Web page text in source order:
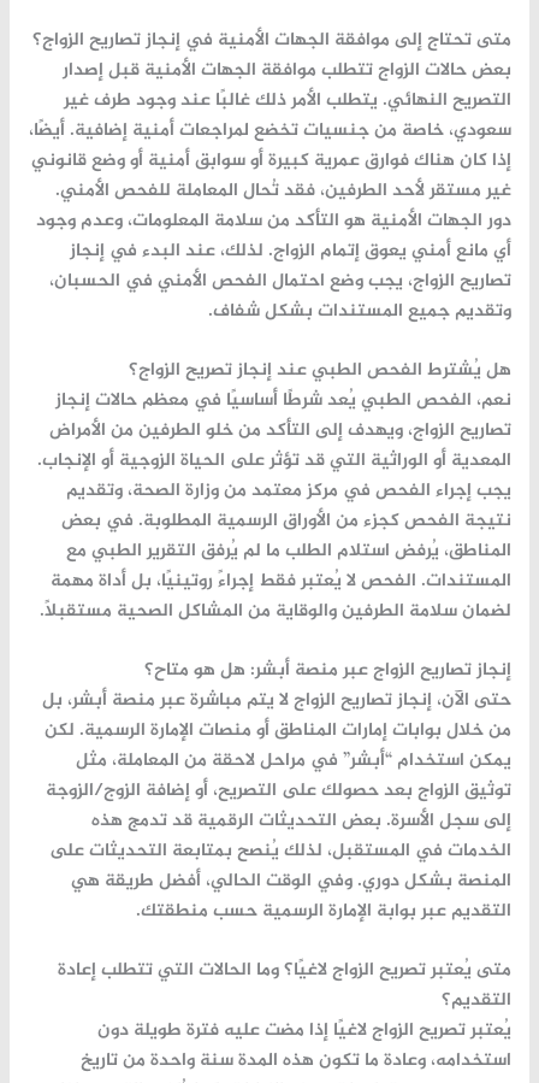
متى تحتاج إلى موافقة الجهات الأمنية في إنجاز تصاريح الزواج؟
بعض حالات الزواج تتطلب موافقة الجهات الأمنية قبل إصدار
التصريح النهائي. يتطلب الأمر ذلك غالبًا عند وجود طرف غير
سعودي، خاصة من جنسيات تخضع لمراجعات أمنية إضافية. أيضًا،
إذا كان هناك فوارق عمرية كبيرة أو سوابق أمنية أو وضع قانوني
غير مستقر لأحد الطرفين، فقد تُحال المعاملة للفحص الأمني.
دور الجهات الأمنية هو التأكد من سلامة المعلومات، وعدم وجود
أي مانع أمني يعوق إتمام الزواج. لذلك، عند البدء في إنجاز
تصاريح الزواج، يجب وضع احتمال الفحص الأمني في الحسبان،
وتقديم جميع المستندات بشكل شفاف.
هل يُشترط الفحص الطبي عند إنجاز تصريح الزواج؟
نعم، الفحص الطبي يُعد شرطًا أساسيًا في معظم حالاتإنجاز
تصاريح الزواج، ويهدف إلى التأكد من خلو الطرفين من الأمراض
المعدية أو الوراثية التي قد تؤثر على الحياة الزوجية أو الإنجاب.
يجب إجراء الفحص في مركز معتمد من وزارة الصحة، وتقديم
نتيجة الفحص كجزء من الأوراق الرسمية المطلوبة. في بعض
المناطق، يُرفض استلام الطلب ما لم يُرفق التقرير الطبي مع
المستندات. الفحص لا يُعتبر فقط إجراءً روتينيًا، بل أداة مهمة
لضمان سلامة الطرفين والوقاية من المشاكل الصحية مستقبلاً.
إنجاز تصاريح الزواج عبر منصة أبشر: هل هو متاح؟
حتى الآن،إنجاز تصاريح الزواجلا يتم مباشرة عبر منصة أبشر، بل
من خلال بوابات إمارات المناطق أو منصات الإمارة الرسمية. لكن
يمكن استخدام “أبشر” في مراحل لاحقة من المعاملة، مثل
توثيق الزواج بعد حصولك على التصريح، أو إضافة الزوج/الزوجة
إلى سجل الأسرة. بعض التحديثات الرقمية قد تدمج هذه
الخدمات في المستقبل، لذلك يُنصح بمتابعة التحديثات على
المنصة بشكل دوري. وفي الوقت الحالي، أفضل طريقة هي
التقديم عبر بوابة الإمارة الرسمية حسب منطقتك.
متى يُعتبر تصريح الزواج لاغيًا؟ وما الحالات التي تتطلب إعادة
التقديم؟
يُعتبر تصريح الزواج لاغيًا إذا مضت عليه فترة طويلة دون
استخدامه، وعادة ما تكون هذه المدة سنة واحدة من تاريخ